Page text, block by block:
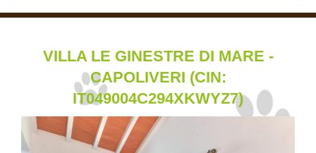
VILLA LE GINESTRE DI MARE -
CAPOLIVERI (CIN:
IT049004C294XKWYZ7)